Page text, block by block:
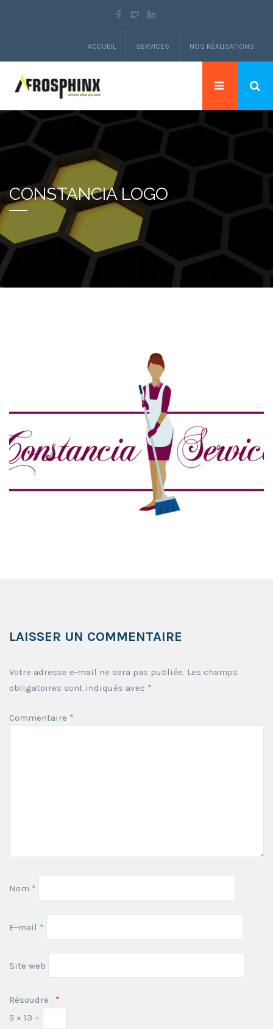
ACCUEIL SERVICES NOS RÉALISATIONS
CONSTANCIA LOGO
LAISSER UN COMMENTAIRE
Votre adresse e-mail ne sera pas publiée. Les champs
obligatoires sont indiqués avec *
Commentaire *
Nom *
E-mail *
Site web
Résoudre : *
5 × 13 =